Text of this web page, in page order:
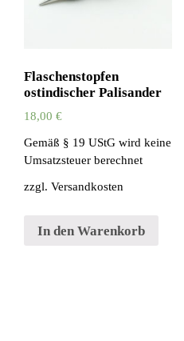
Flaschenstopfen
ostindischer Palisander
18,00 €
Gemäß § 19 UStG wird keine
Umsatzsteuer berechnet
zzgl. Versandkosten
In den Warenkorb